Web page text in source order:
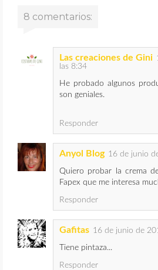
8 comentarios:
Las creaciones de Gini
las 8:34
He probado algunos
son geniales.
Responder
Anyol Blog 16 de junio
Quiero probar la crema
Fapex que me interesa
Responder
Gafitas 16 de junio de
Tiene pintaza...
Responder